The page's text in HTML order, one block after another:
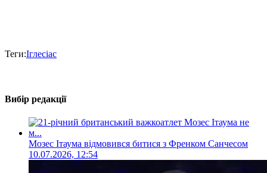
Теги:Іглесіас
Вибір редакції
Мозес Ітаума відмовився битися з Френком Санчесом
10.07.2026, 12:54